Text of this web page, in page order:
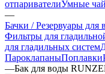
отпаривателиУмные
—
Бачки / Резервуары для
Фильтры для
для гладильных систем
ПароклапаныПоплавки
—Бак для воды